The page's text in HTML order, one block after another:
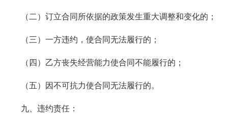
（二）订立合同所依据的政策发生重大调整和变化的；
（三）一方违约，使合同无法履行的；
（四）乙方丧失经营能力使合同不能履行的；
（五）因不可抗力使合同无法履行的。
九、违约责任：